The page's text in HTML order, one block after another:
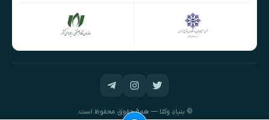
© بنیادِ وکلا — همهٔ حقوق محفوظ است.